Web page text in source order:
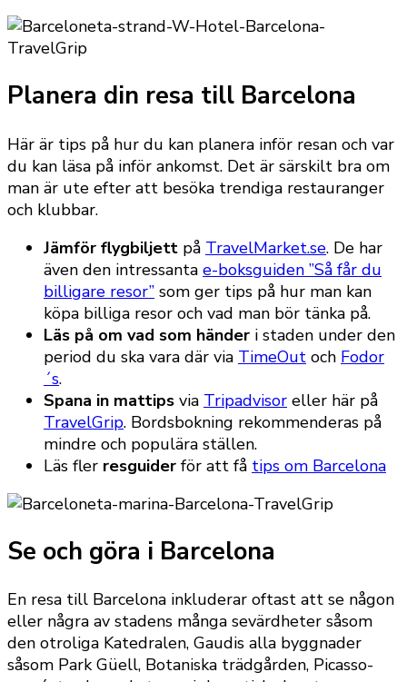
Planera din resa till Barcelona
Här är tips på hur du kan planera inför resan och var
du kan läsa på inför ankomst. Det är särskilt bra om
man är ute efter att besöka trendiga restauranger
och klubbar.
Jämför flygbiljett på TravelMarket.se. De har
även den intressanta e-boksguiden ”Så får du
billigare resor” som ger tips på hur man kan
köpa billiga resor och vad man bör tänka på.
Läs på om vad som händer i staden under den
period du ska vara där via TimeOut och Fodor
´s.
Spana in mattips via Tripadvisor eller här på
TravelGrip. Bordsbokning rekommenderas på
mindre och populära ställen.
Läs fler resguider för att få tips om Barcelona
Se och göra i Barcelona
En resa till Barcelona inkluderar oftast att se någon
eller några av stadens många sevärdheter såsom
den otroliga Katedralen, Gaudis alla byggnader
såsom Park Güell, Botaniska trädgården, Picasso-